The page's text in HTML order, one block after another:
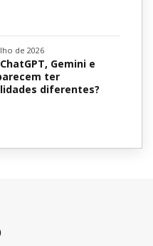
de 2026
Gemini e
ter
diferentes?